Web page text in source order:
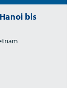
bis